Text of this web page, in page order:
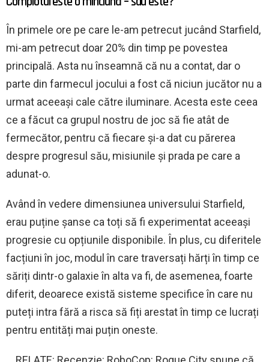
În primele ore pe care le-am petrecut jucând Starfield,
mi-am petrecut doar 20% din timp pe povestea
principală. Asta nu înseamnă că nu a contat, dar o
parte din farmecul jocului a fost că niciun jucător nu a
urmat aceeași cale către iluminare. Acesta este ceea
ce a făcut ca grupul nostru de joc să fie atât de
fermecător, pentru că fiecare și-a dat cu părerea
despre progresul său, misiunile și prada pe care a
adunat-o.
Având în vedere dimensiunea universului Starfield,
erau puține șanse ca toți să fi experimentat aceeași
progresie cu opțiunile disponibile. În plus, cu diferitele
facțiuni în joc, modul în care traversați hărți în timp ce
săriți dintr-o galaxie în alta va fi, de asemenea, foarte
diferit, deoarece există sisteme specifice în care nu
puteți intra fără a risca să fiți arestat în timp ce lucrați
pentru entități mai puțin oneste.